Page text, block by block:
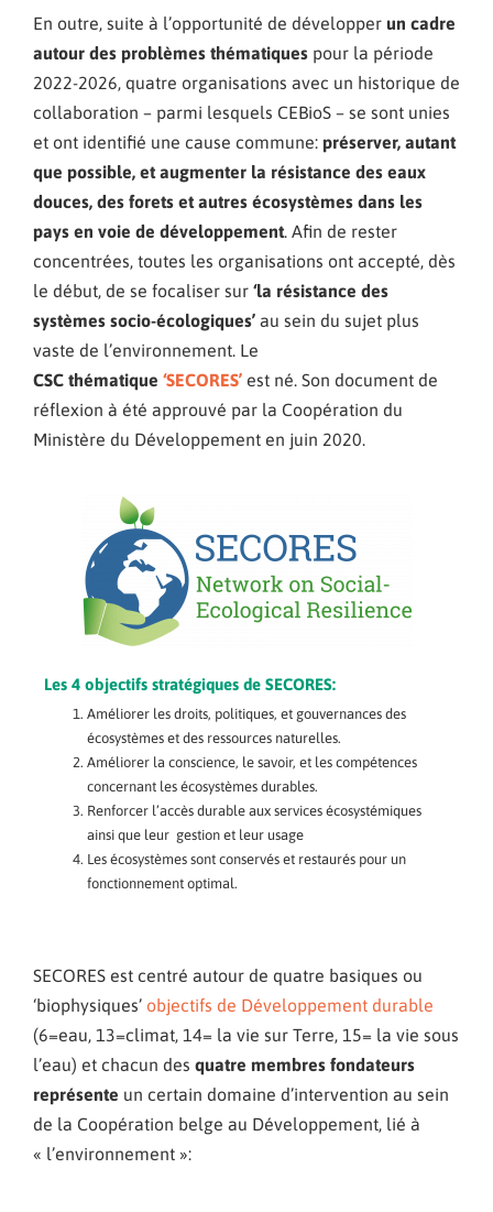
En outre, suite à l’opportunité de développer un cadre
autour des problèmes thématiques pour la période
2022-2026, quatre organisations avec un historique de
collaboration – parmi lesquels CEBioS – se sont unies
et ont identifié une cause commune: préserver, autant
que possible, et augmenter la résistance des eaux
douces, des forets et autres écosystèmes dans les
pays en voie de développement. Afin de rester
concentrées, toutes les organisations ont accepté, dès
le début, de se focaliser sur ‘la résistance des
systèmes socio-écologiques’ au sein du sujet plus
vaste de l’environnement. Le
CSC thématique ‘SECORES’ est né. Son document de
réflexion à été approuvé par la Coopération du
Ministère du Développement en juin 2020.
Les 4 objectifs stratégiques de SECORES:
Améliorer les droits, politiques, et gouvernances des
écosystèmes et des ressources naturelles.
Améliorer la conscience, le savoir, et les compétences
concernant les écosystèmes durables.
Renforcer l’accès durable aux services écosystémiques
ainsi que leur gestion et leur usage
Les écosystèmes sont conservés et restaurés pour un
fonctionnement optimal.
SECORES est centré autour de quatre basiques ou
‘biophysiques’ objectifs de Développement durable
(6=eau, 13=climat, 14= la vie sur Terre, 15= la vie sous
l’eau) et chacun des quatre membres fondateurs
représente un certain domaine d’intervention au sein
de la Coopération belge au Développement, lié à
« l’environnement »: